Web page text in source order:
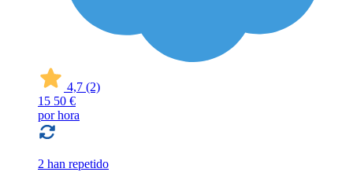
4,7 (2)
15 50 €
por hora
2 han repetido